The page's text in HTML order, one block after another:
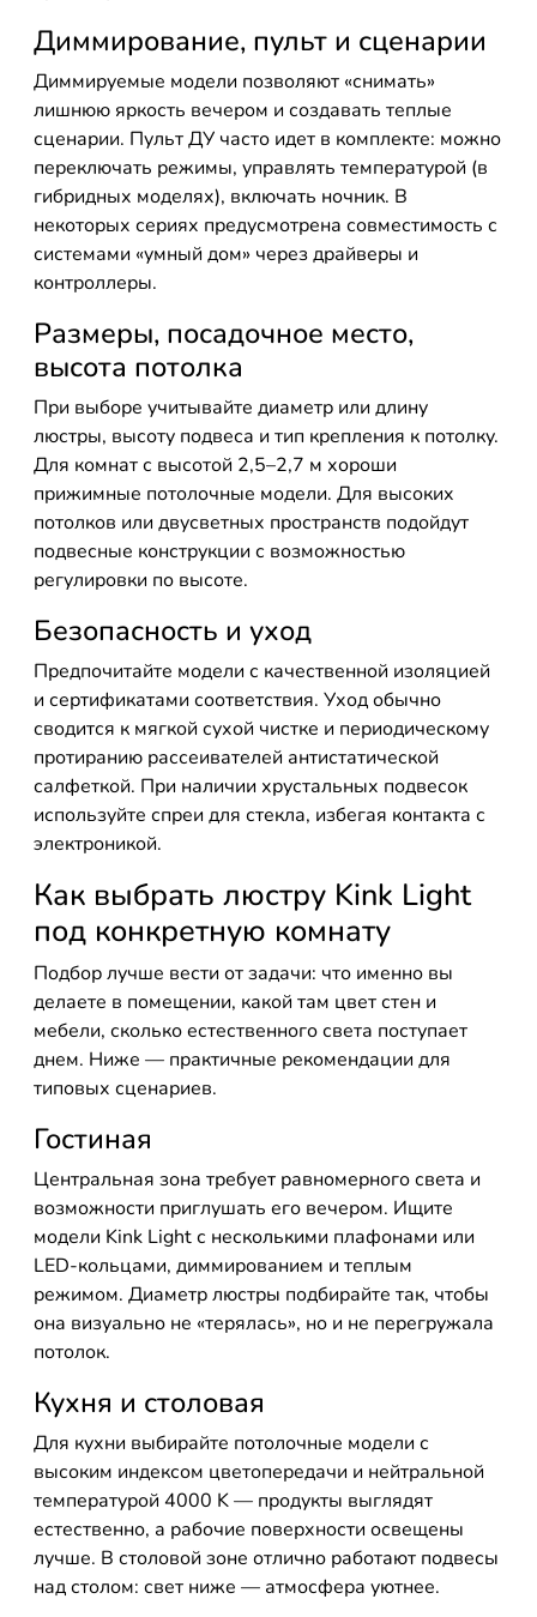
Диммирование, пульт и сценарии
Диммируемые модели позволяют «снимать»
лишнюю яркость вечером и создавать теплые
сценарии. Пульт ДУ часто идет в комплекте: можно
переключать режимы, управлять температурой (в
гибридных моделях), включать ночник. В
некоторых сериях предусмотрена совместимость с
системами «умный дом» через драйверы и
контроллеры.
Размеры, посадочное место,
высота потолка
При выборе учитывайте диаметр или длину
люстры, высоту подвеса и тип крепления к потолку.
Для комнат с высотой 2,5–2,7 м хороши
прижимные потолочные модели. Для высоких
потолков или двусветных пространств подойдут
подвесные конструкции с возможностью
регулировки по высоте.
Безопасность и уход
Предпочитайте модели с качественной изоляцией
и сертификатами соответствия. Уход обычно
сводится к мягкой сухой чистке и периодическому
протиранию рассеивателей антистатической
салфеткой. При наличии хрустальных подвесок
используйте спреи для стекла, избегая контакта с
электроникой.
Как выбрать люстру Kink Light
под конкретную комнату
Подбор лучше вести от задачи: что именно вы
делаете в помещении, какой там цвет стен и
мебели, сколько естественного света поступает
днем. Ниже — практичные рекомендации для
типовых сценариев.
Гостиная
Центральная зона требует равномерного света и
возможности приглушать его вечером. Ищите
модели Kink Light с несколькими плафонами или
LED-кольцами, диммированием и теплым
режимом. Диаметр люстры подбирайте так, чтобы
она визуально не «терялась», но и не перегружала
потолок.
Кухня и столовая
Для кухни выбирайте потолочные модели с
высоким индексом цветопередачи и нейтральной
температурой 4000 K — продукты выглядят
естественно, а рабочие поверхности освещены
лучше. В столовой зоне отлично работают подвесы
над столом: свет ниже — атмосфера уютнее.